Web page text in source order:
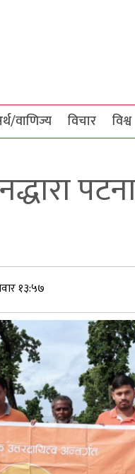
वाणिज्य विचार विश्व
१३:५७